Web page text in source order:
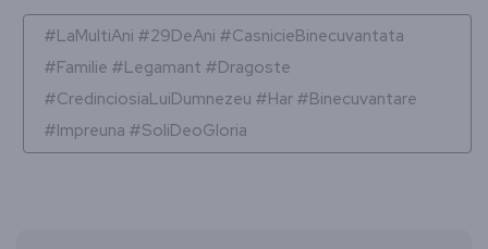
#LaMultiAni #29DeAni #CasnicieBinecuvantata
#Familie #Legamant #Dragoste
#CredinciosiaLuiDumnezeu #Har #Binecuvantare
#Impreuna #SoliDeoGloria